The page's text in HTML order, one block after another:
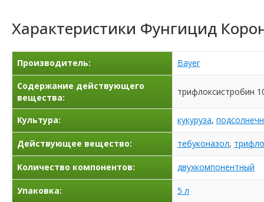
Характеристики Фунгицид
Производитель: Bayer
Содержание действующего
вещества:
трифлоксистробин
Культура: кукуруза,
Действующее вещество: тебуконазол,
Количество компонентов: двухкомпонентный
Упаковка: 5 л